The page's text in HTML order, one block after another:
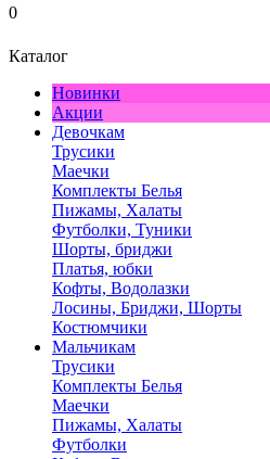
0
Каталог
Новинки
Акции
Девочкам
Трусики
Маечки
Комплекты Белья
Пижамы, Халаты
Футболки, Туники
Шорты, бриджи
Платья, юбки
Кофты, Водолазки
Лосины, Бриджи, Шорты
Костюмчики
Мальчикам
Трусики
Комплекты Белья
Маечки
Пижамы, Халаты
Футболки